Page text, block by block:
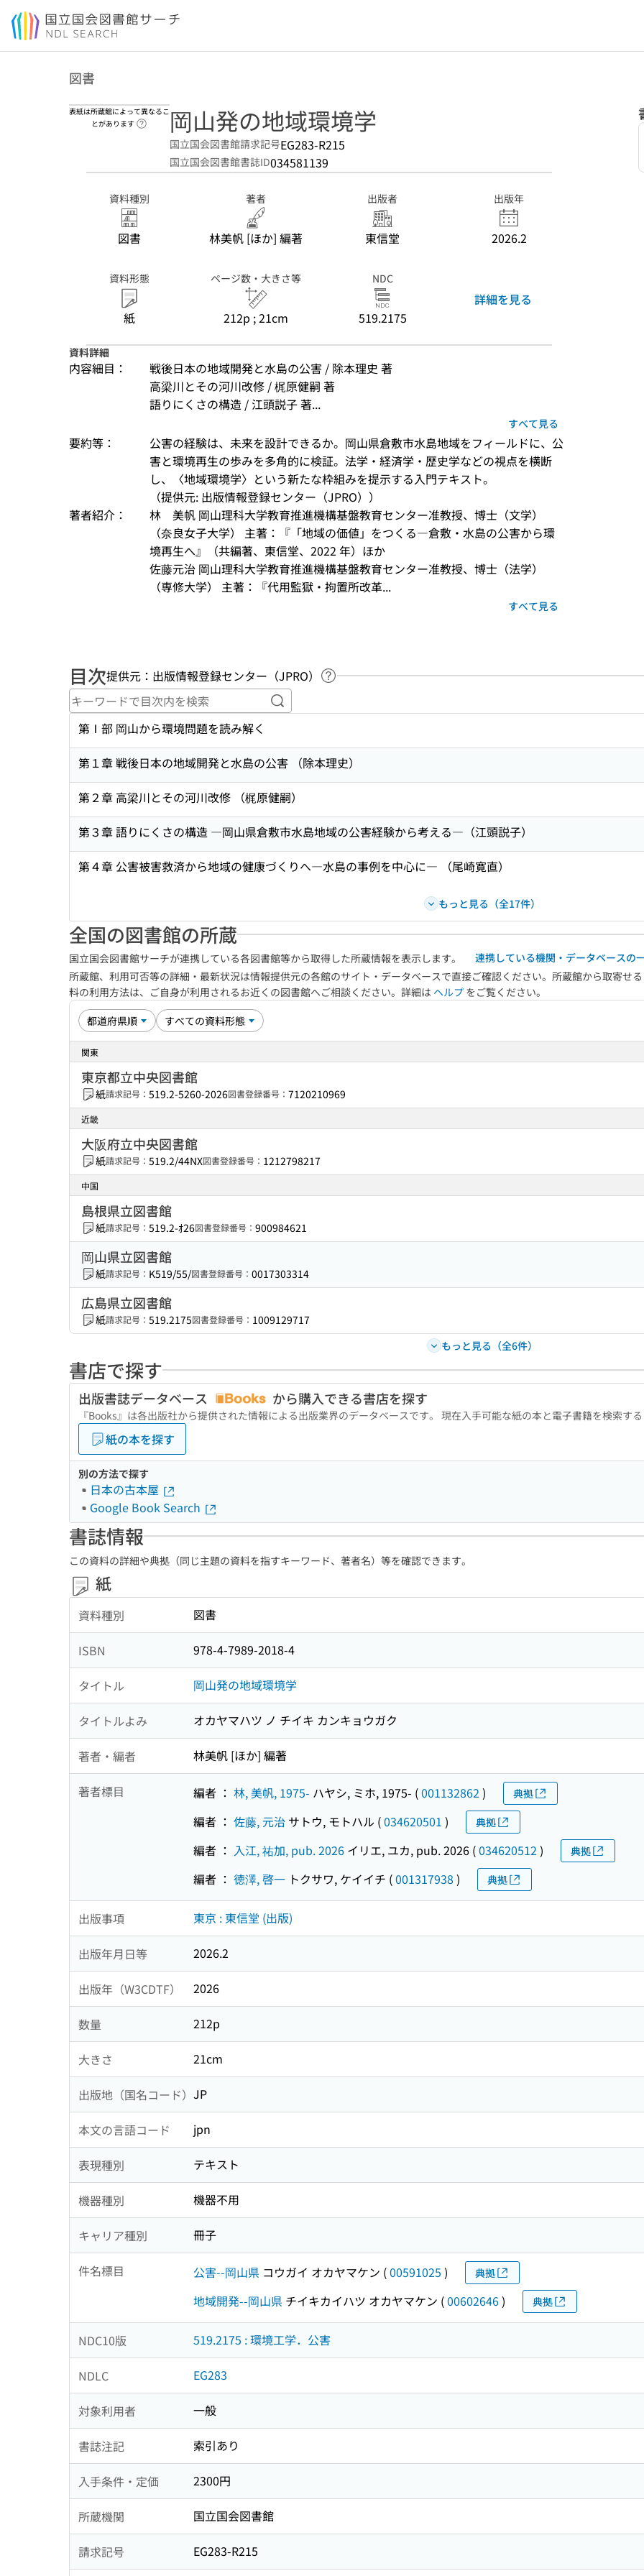
本文へ移動
図書
表紙は所蔵館によって異なるこ
とがあります
ヘルプページへのリンク
岡山発の地域環境学
国立国会図書館請求記号EG283-R215
国立国会図書館書誌ID034581139
資料種別
図書
著者
林美帆 [ほか] 編著
出版者
東信堂
出版年
2026.2
資料形態
紙
ページ数・大きさ等
212p ; 21cm
NDC
519.2175
詳細を見る
資料詳細
内容細目：
戦後日本の地域開発と水島の公害 / 除本理史 著
高梁川とその河川改修 / 梶原健嗣 著
語りにくさの構造 / 江頭説子 著...
すべて見る
要約等：
公害の経験は、未来を設計できるか。岡山県倉敷市水島地域をフィールドに、公
害と環境再生の歩みを多角的に検証。法学・経済学・歴史学などの視点を横断
し、〈地域環境学〉という新たな枠組みを提示する入門テキスト。
（提供元: 出版情報登録センター（JPRO））
著者紹介：
林　美帆 岡山理科大学教育推進機構基盤教育センター准教授、博士（文学）
（奈良女子大学） 主著：『「地域の価値」をつくる―倉敷・水島の公害から環
境再生へ』（共編著、東信堂、2022 年）ほか
佐藤元治 岡山理科大学教育推進機構基盤教育センター准教授、博士（法学）
（専修大学） 主著：『代用監獄・拘置所改革...
すべて見る
目次提供元：出版情報登録センター（JPRO）
ヘルプページへのリンク
キーワードで目次内を検索
第Ⅰ部 岡山から環境問題を読み解く
第１章 戦後日本の地域開発と水島の公害 （除本理史）
第２章 高梁川とその河川改修 （梶原健嗣）
第３章 語りにくさの構造 ―岡山県倉敷市水島地域の公害経験から考える―（江頭説子）
第４章 公害被害救済から地域の健康づくりへ―水島の事例を中心に― （尾崎寛直）
もっと見る（全17件）
全国の図書館の所蔵
国立国会図書館サーチが連携している各図書館等から取得した所蔵情報を表示します。
連携している機関・データベースの
所蔵館、利用可否等の詳細・最新状況は情報提供元の各館のサイト・データベースで直接ご確認ください。所蔵館から取寄せ
料の利用方法は、ご自身が利用されるお近くの図書館へご相談ください。詳細は ヘルプ をご覧ください。
関東
東京都立中央図書館
紙請求記号： 519.2-5260-2026図書登録番号： 7120210969
近畿
大阪府立中央図書館
紙請求記号： 519.2/44NX図書登録番号： 1212798217
中国
島根県立図書館
紙請求記号： 519.2-ｵ26図書登録番号： 900984621
岡山県立図書館
紙請求記号： K519/55/図書登録番号： 0017303314
広島県立図書館
紙請求記号： 519.2175図書登録番号： 1009129717
もっと見る（全6件）
書店で探す
出版書誌データベース から購入できる書店を探す
『Books』は各出版社から提供された情報による出版業界のデータベースです。 現在入手可能な紙の本と電子書籍を検索す
紙の本を探す
別の方法で探す
日本の古本屋
Google Book Search
書誌情報
この資料の詳細や典拠（同じ主題の資料を指すキーワード、著者名）等を確認できます。
紙
資料種別 図書
ISBN 978-4-7989-2018-4
タイトル 岡山発の地域環境学
タイトルよみ オカヤマハツ ノ チイキ カンキョウガク
著者・編者 林美帆 [ほか] 編著
著者標目 編者 ： 林, 美帆, 1975- ハヤシ, ミホ, 1975- (001132862 ) 典拠
編者 ： 佐藤, 元治 サトウ, モトハル (034620501 ) 典拠
編者 ： 入江, 祐加, pub. 2026 イリエ, ユカ, pub. 2026 (034620512 ) 典拠
編者 ： 徳澤, 啓一 トクサワ, ケイイチ (001317938 ) 典拠
出版事項 東京 : 東信堂 (出版)
出版年月日等 2026.2
出版年（W3CDTF） 2026
数量 212p
大きさ 21cm
出版地（国名コード） JP
本文の言語コード jpn
表現種別 テキスト
機器種別 機器不用
キャリア種別 冊子
件名標目 公害--岡山県 コウガイ オカヤマケン (00591025 ) 典拠
地域開発--岡山県 チイキカイハツ オカヤマケン (00602646) 典拠
NDC10版 519.2175 : 環境工学．公害
NDLC EG283
対象利用者 一般
書誌注記 索引あり
入手条件・定価 2300円
所蔵機関 国立国会図書館
請求記号
EG283-R215